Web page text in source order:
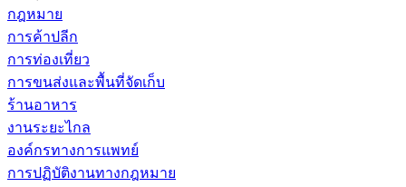
กฎหมาย
การค้าปลีก
การท่องเที่ยว
การขนส่งและพื้นที่จัดเก็บ
ร้านอาหาร
งานระยะไกล
องค์กรทางการแพทย์
การปฏิบัติงานทางกฎหมาย